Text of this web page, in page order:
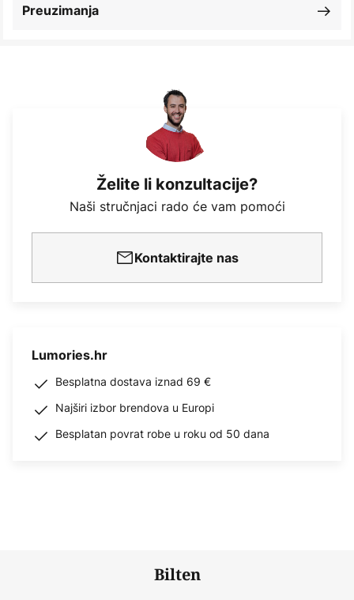
Preuzimanja
Želite li konzultacije?
Naši stručnjaci rado će vam pomoći
Kontaktirajte nas
Lumories.hr
Besplatna dostava iznad 69 €
Najširi izbor brendova u Europi
Besplatan povrat robe u roku od 50 dana
Bilten